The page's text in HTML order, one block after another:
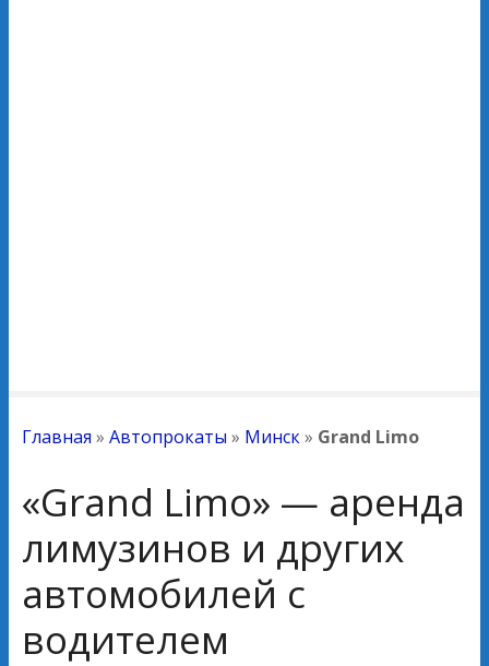
Главная » Автопрокаты » Минск» Grand Limo
«Grand Limo» — аренда
лимузинов и других
автомобилей с
водителем